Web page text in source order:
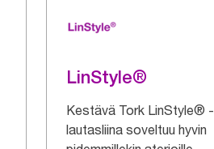
LinStyle®
Kestävä Tork LinStyle® -
lautasliina soveltuu hyvin